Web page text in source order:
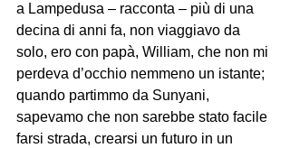
a Lampedusa – racconta – più di una
decina di anni fa, non viaggiavo da
solo, ero con papà, William, che non mi
perdeva d’occhio nemmeno un istante;
quando partimmo da Sunyani,
sapevamo che non sarebbe stato facile
farsi strada, crearsi un futuro in un